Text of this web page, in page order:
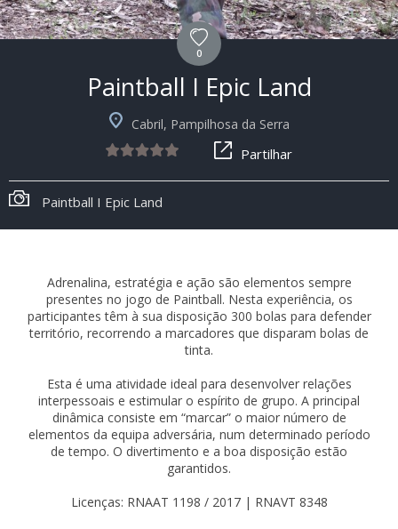
0
Paintball I Epic Land
Cabril, Pampilhosa da Serra
Partilhar
Paintball I Epic Land
Adrenalina, estratégia e ação são elementos sempre
presentes no jogo de Paintball. Nesta experiência, os
participantes têm à sua disposição 300 bolas para defender
território, recorrendo a marcadores que disparam bolas de
tinta.
Esta é uma atividade ideal para desenvolver relações
interpessoais e estimular o espírito de grupo. A principal
dinâmica consiste em “marcar” o maior número de
elementos da equipa adversária, num determinado período
de tempo. O divertimento e a boa disposição estão
garantidos.
Licenças: RNAAT 1198 / 2017 | RNAVT 8348